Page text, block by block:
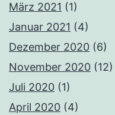
März 2021 (1)
Januar 2021 (4)
Dezember 2020 (6)
November 2020 (12)
Juli 2020 (1)
April 2020 (4)